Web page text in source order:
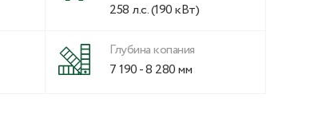
258 л.с. (190 кВт)
Глубина копания
7 190 - 8 280 мм